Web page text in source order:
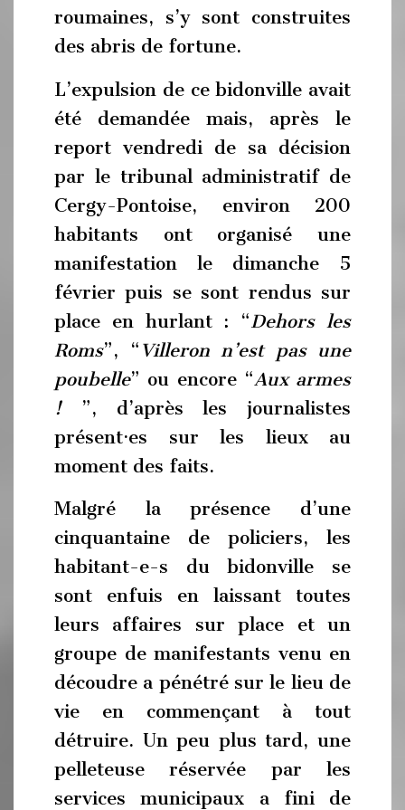
roumaines, s’y sont construites
des abris de fortune.
L’expulsion de ce bidonville avait
été demandée mais, après le
report vendredi de sa décision
par le tribunal administratif de
Cergy-Pontoise, environ 200
habitants ont organisé une
manifestation le dimanche 5
février puis se sont rendus sur
place en hurlant : “ Dehors les
Roms”, “ Villeron n’est pas une
poubelle” ou encore “Aux armes
!”, d’après les journalistes
présent·es sur les lieux au
moment des faits.
Malgré la présence d’une
cinquantaine de policiers, les
habitant-e-s du bidonville se
sont enfuis en laissant toutes
leurs affaires sur place et un
groupe de manifestants venu en
découdre a pénétré sur le lieu de
vie en commençant à tout
détruire. Un peu plus tard, une
pelleteuse réservée par les
services municipaux a fini de